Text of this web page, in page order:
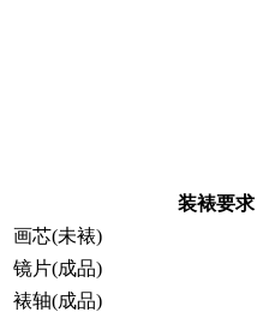
装裱要求
画芯(未裱)
镜片(成品)
裱轴(成品)